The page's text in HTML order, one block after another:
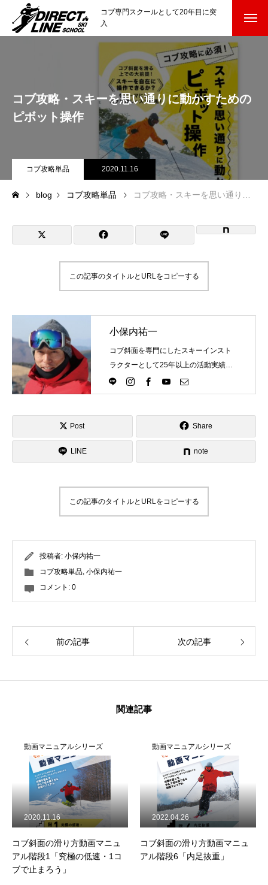
コブ専門スクールとして20年目に突
入
Directline Ski School
コンセプトと開催スキー場
参加までの流れ
参加費のお支払い
各会場の集合場所
スキー場から選ぶ Ski Area
鷲ヶ岳＆高鷲スノーパーク
岩手高原
白馬五竜FA
初級1
特別講座
インストラクター募集
コブレッスン参加のお客様の声
よくある質問
レッスン内容について
レッスン周辺に関して
お申し込みについて
コブ攻略・スキーを思い通りに動かすための
ピボット操作
コブ攻略単品 2020.11.16
blog コブ攻略単品 コブ攻略・スキーを思い通りに動かすためのピボット操作
この記事のタイトルとURLをコピーする
小保内祐一
コブ斜面を専門にしたスキーインスト
ラクターとして25年以上の活動実績。
Directlineスキースクール代表として、
スキーインストラクターが職業選択の
Post Share
LINE note
この記事のタイトルとURLをコピーする
投稿者: 小保内祐一
コブ攻略単品, 小保内祐一
コメント: 0
前の記事 次の記事
関連記事
動画マニュアルシリーズ
コブ斜面の滑り方動画マニュ
アル階段1「究極の低速・1コ
ブで止まろう」
2020.11.16
動画マニュアルシリーズ
コブ斜面の滑り方動画マニュ
アル階段6「内足抜重」
2022.04.26